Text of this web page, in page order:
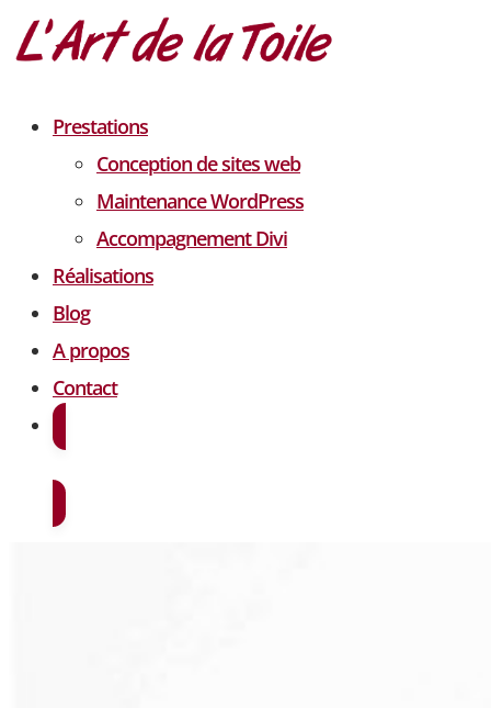
Prestations
Conception de sites web
Maintenance WordPress
Accompagnement Divi
Réalisations
Blog
A propos
Contact